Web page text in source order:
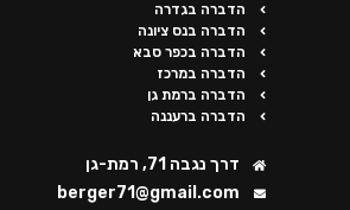
הדברה בגדרה
הדברה בנס ציונה
הדברה בכפר סבא
הדברה במרכז
הדברה ברמת גן
הדברה ברעננה
דרך נגבה 71, רמת-גן
berger71@gmail.com